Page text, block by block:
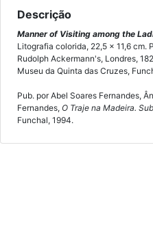
Descrição
Manner of Visiting among the
Litografia colorida, 22,5 x 11,6 cm.
Rudolph Ackermann's, Londres,
Museu da Quinta das Cruzes,
Pub. por Abel Soares Fernandes,
Fernandes, O Traje na Madeira.
Funchal, 1994.